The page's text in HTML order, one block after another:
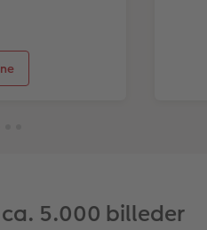
5.000 billeder